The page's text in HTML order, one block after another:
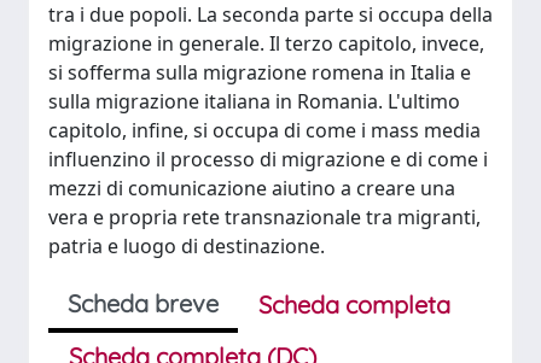
tra i due popoli. La seconda parte si occupa della
migrazione in generale. Il terzo capitolo, invece,
si sofferma sulla migrazione romena in Italia e
sulla migrazione italiana in Romania. L'ultimo
capitolo, infine, si occupa di come i mass media
influenzino il processo di migrazione e di come i
mezzi di comunicazione aiutino a creare una
vera e propria rete transnazionale tra migranti,
patria e luogo di destinazione.
Scheda breve
Scheda completa
Scheda completa (DC)